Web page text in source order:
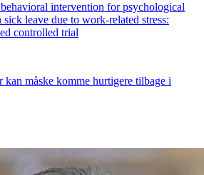
intervention for psychological
leave due to work-related stress:
controlled trial
kan måske komme hurtigere tilbage i